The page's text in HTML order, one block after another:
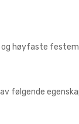
høyfaste
følgende